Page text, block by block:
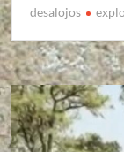
desalojos